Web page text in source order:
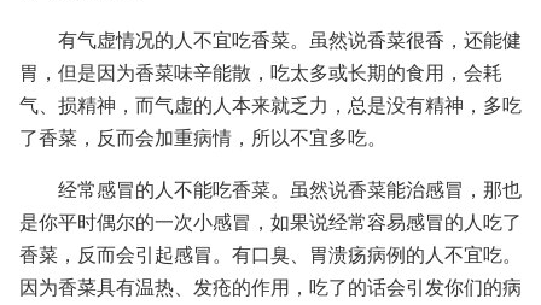
有气虚情况的人不宜吃香菜。虽然说香菜很香，还能健
胃，但是因为香菜味辛能散，吃太多或长期的食用，会耗
气、损精神，而气虚的人本来就乏力，总是没有精神，多吃
了香菜，反而会加重病情，所以不宜多吃。
经常感冒的人不能吃香菜。虽然说香菜能治感冒，那也
是你平时偶尔的一次小感冒，如果说经常容易感冒的人吃了
香菜，反而会引起感冒。有口臭、胃溃疡病例的人不宜吃。
因为香菜具有温热、发疮的作用，吃了的话会引发你们的病